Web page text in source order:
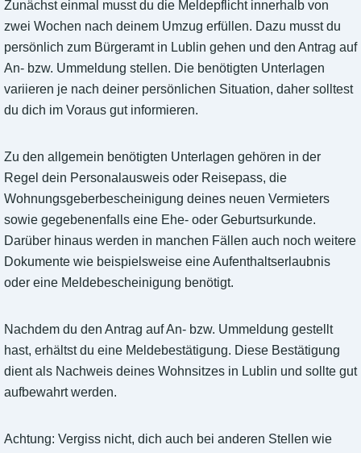
Zunächst einmal musst du die Meldepflicht innerhalb von
zwei Wochen nach deinem Umzug erfüllen. Dazu musst du
persönlich zum Bürgeramt in Lublin gehen und den Antrag auf
An- bzw. Ummeldung stellen. Die benötigten Unterlagen
variieren je nach deiner persönlichen Situation, daher solltest
du dich im Voraus gut informieren.
Zu den allgemein benötigten Unterlagen gehören in der
Regel dein Personalausweis oder Reisepass, die
Wohnungsgeberbescheinigung deines neuen Vermieters
sowie gegebenenfalls eine Ehe- oder Geburtsurkunde.
Darüber hinaus werden in manchen Fällen auch noch weitere
Dokumente wie beispielsweise eine Aufenthaltserlaubnis
oder eine Meldebescheinigung benötigt.
Nachdem du den Antrag auf An- bzw. Ummeldung gestellt
hast, erhältst du eine Meldebestätigung. Diese Bestätigung
dient als Nachweis deines Wohnsitzes in Lublin und sollte gut
aufbewahrt werden.
Achtung: Vergiss nicht, dich auch bei anderen Stellen wie